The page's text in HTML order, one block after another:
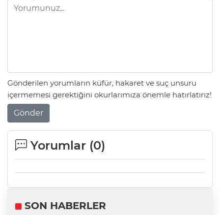
Gönderilen yorumların küfür, hakaret ve suç unsuru
içermemesi gerektiğini okurlarımıza önemle hatırlatırız!
Gönder
Yorumlar (0)
SON HABERLER